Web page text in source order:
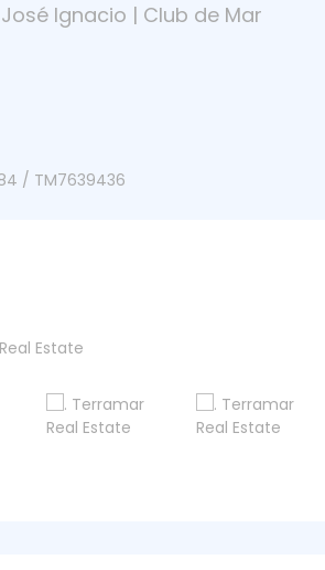
Ignacio | Club de Mar
/ TM7639436